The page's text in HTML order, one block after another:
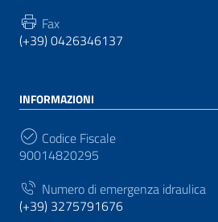
Fax
(+39) 0426346137
INFORMAZIONI
Codice Fiscale
90014820295
Numero di emergenza idraulica
(+39) 3275791676